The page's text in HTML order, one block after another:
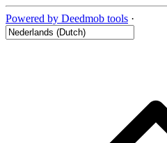
Powered by Deedmob tools ·